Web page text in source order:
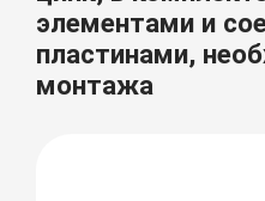
элементами и
пластинами,
монтажа